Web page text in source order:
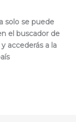
solo se puede
el buscador de
accederás a la